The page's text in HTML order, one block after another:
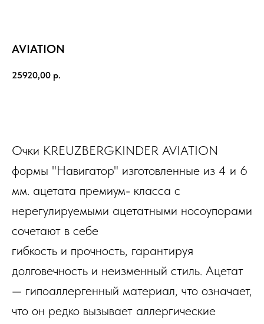
AVIATION
25920,00 р.
Очки KREUZBERGKINDER AVIATION
формы "Навигатор" изготовленные из 4 и 6
мм. ацетата премиум- класса с
нерегулируемыми ацетатными носоупорами
сочетают в себе
гибкость и прочность, гарантируя
долговечность и неизменный стиль. Ацетат
— гипоаллергенный материал, что означает,
что он редко вызывает аллергические